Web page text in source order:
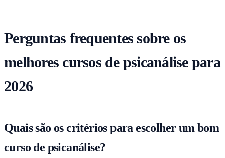
Perguntas frequentes sobre os
melhores cursos de psicanálise para
2026
Quais são os critérios para escolher um bom
curso de psicanálise?